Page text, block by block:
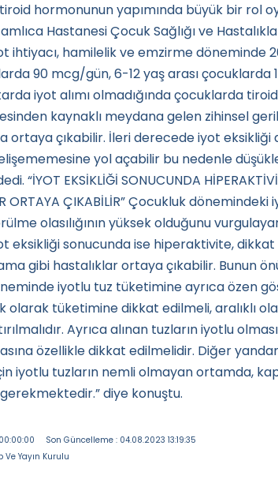
hormonunun yapımında büyük bir rol
Hastanesi Çocuk Sağlığı ve
ihtiyacı, hamilelik ve emzirme
90 mcg/gün, 6-12 yaş arası çocuklarda
iyot alımı olmadığında çocuklarda
kaynaklı meydana gelen zihinsel
ortaya çıkabilir. İleri derecede iyot eksikliği
yol açabilir bu nedenle
“İYOT EKSİKLİĞİ SONUCUNDA
ORTAYA ÇIKABİLİR” Çocukluk
olasılığının yüksek olduğunu
eksikliği sonucunda ise hiperaktivite,
gibi hastalıklar ortaya çıkabilir. Bunun
iyotlu tuz tüketimine ayrıca özen
olarak tüketimine dikkat edilmeli, aralıklı
Ayrıca alınan tuzların iyotlu
özellikle dikkat edilmelidir. Diğer
iyotlu tuzların nemli olmayan ortamda,
diye konuştu.
Son Güncelleme : 04.08.2023 13:19:35
Yayın Kurulu